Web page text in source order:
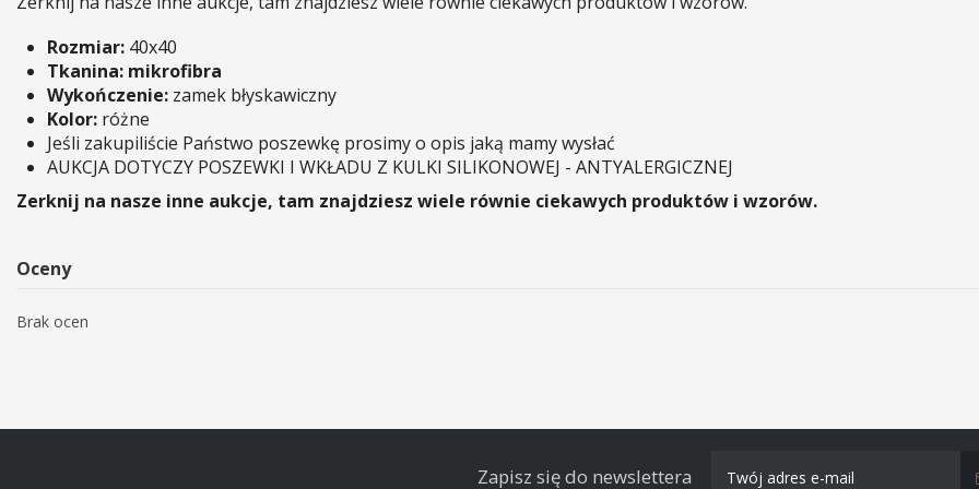
Rozmiar: 40x40
Tkanina: mikrofibra
Wykończenie: zamek błyskawiczny
Kolor: różne
Jeśli zakupiliście Państwo poszewkę prosimy o opis jaką mamy wysłać
AUKCJA DOTYCZY POSZEWKI I WKŁADU Z KULKI SILIKONOWEJ - ANTYALERGICZNEJ
Zerknij na nasze inne aukcje, tam znajdziesz wiele równie ciekawych produktów i wzorów.
Oceny
Brak ocen
Zapisz się do newslettera